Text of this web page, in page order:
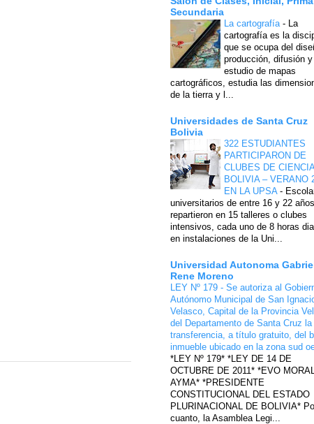
Secundaria
La cartografía -
La
cartografía es la
que se ocupa del
producción, difusión y
estudio de mapas
cartográficos, estudia las
de la tierra y l...
Universidades de Santa Cruz
Bolivia
322 ESTUDIANTES
PARTICIPARON DE
CLUBES DE CIENCIA
BOLIVIA – VERANO
EN LA UPSA -
universitarios de entre 16 y 22
repartieron en 15 talleres o clubes
intensivos, cada uno de 8 horas
en instalaciones de la Uni...
Universidad Autonoma
Rene Moreno
LEY Nº 179 - Se autoriza al
Autónomo Municipal de San
Velasco, Capital de la Provincia
del Departamento de Santa Cruz la
transferencia, a título gratuito, del
inmueble ubicado en la zona sud
*LEY Nº 179* *LEY DE 14 DE
OCTUBRE DE 2011* *EVO
AYMA* *PRESIDENTE
CONSTITUCIONAL DEL ESTADO
PLURINACIONAL DE BOLIVIA*
cuanto, la Asamblea Legi...